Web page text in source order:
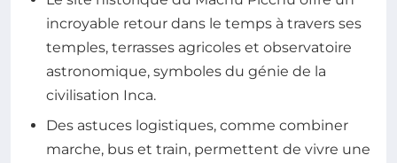
incroyable retour dans le temps à travers ses
temples, terrasses agricoles et observatoire
astronomique, symboles du génie de la
civilisation Inca.
Des astuces logistiques, comme combiner
marche, bus et train, permettent de vivre une